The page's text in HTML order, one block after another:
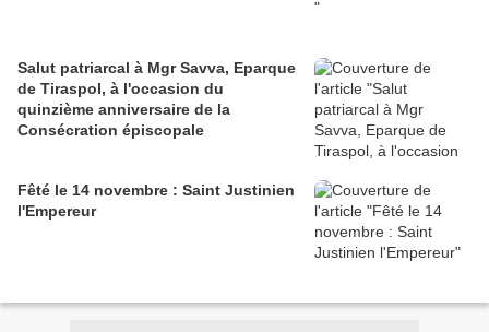
Salut patriarcal à Mgr Savva, Eparque
de Tiraspol, à l'occasion du
quinzième anniversaire de la
Consécration épiscopale
Fêté le 14 novembre : Saint Justinien
l'Empereur